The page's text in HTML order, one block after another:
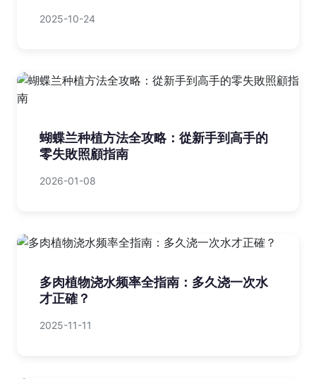
2025-10-24
蝴蝶兰种植方法全攻略：從新手到高手的
零失敗照顧指南
2026-01-08
多肉植物浇水频率全指南：多久浇一次水
才正確？
2025-11-11